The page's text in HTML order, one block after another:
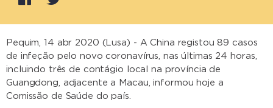
Pequim, 14 abr 2020 (Lusa) - A China registou 89 casos
de infeção pelo novo coronavírus, nas últimas 24 horas,
incluindo três de contágio local na província de
Guangdong, adjacente a Macau, informou hoje a
Comissão de Saúde do país.